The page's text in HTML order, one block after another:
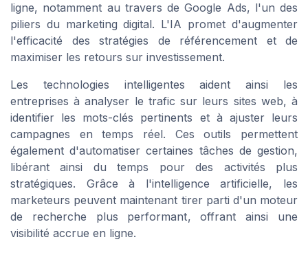
ligne, notamment au travers de Google Ads, l'un des
piliers du marketing digital. L'IA promet d'augmenter
l'efficacité des stratégies de référencement et de
maximiser les retours sur investissement.
Les technologies intelligentes aident ainsi les
entreprises à analyser le trafic sur leurs sites web, à
identifier les mots-clés pertinents et à ajuster leurs
campagnes en temps réel. Ces outils permettent
également d'automatiser certaines tâches de gestion,
libérant ainsi du temps pour des activités plus
stratégiques. Grâce à l'intelligence artificielle, les
marketeurs peuvent maintenant tirer parti d'un moteur
de recherche plus performant, offrant ainsi une
visibilité accrue en ligne.